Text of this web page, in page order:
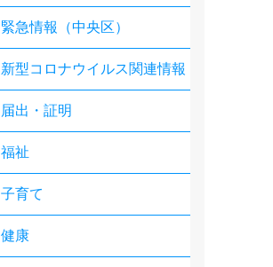
緊急情報（中央区）
新型コロナウイルス関連情報
届出・証明
福祉
子育て
健康